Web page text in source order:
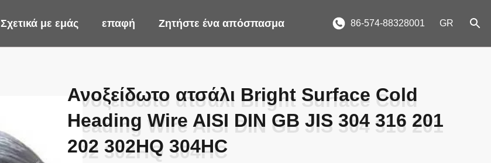
Σχετικά με εμάς επαφή Ζητήστε ένα απόσπασμα 86-574-88328001 GR
Ανοξείδωτο ατσάλι Bright Surface Cold
Heading Wire AISI DIN GB JIS 304 316 201
202 302HQ 304HC
Ανοξείδωτο ατσάλι Bright Surface Cold
Heading Wire AISI DIN GB JIS 304 316 201
202 302HQ 304HC